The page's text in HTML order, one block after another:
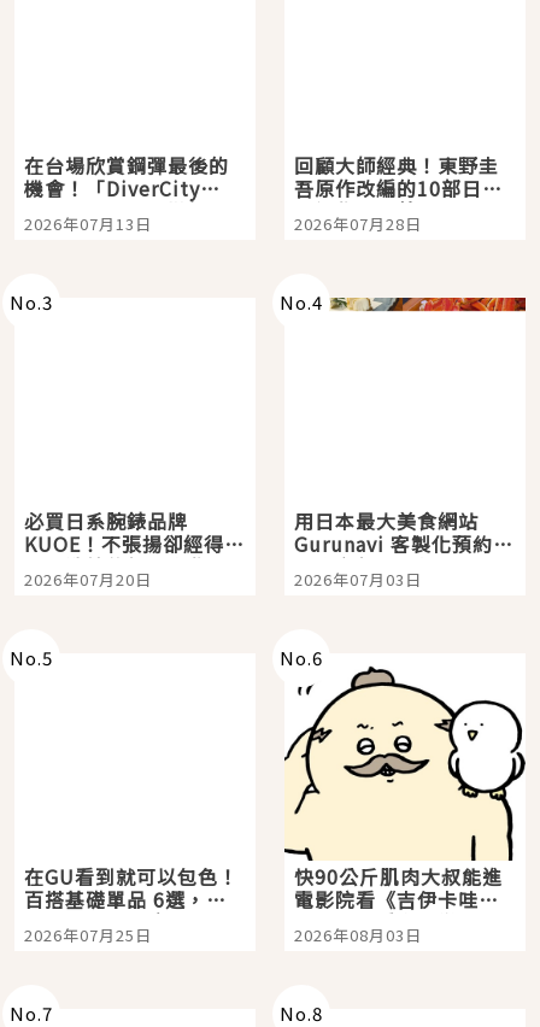
在台場欣賞鋼彈最後的
機會！「DiverCity
Tokyo Plaza」搭船、
購物、美食及夜景，一
2026年07月13日
回顧大師經典！東野圭
吾原作改編的10部日本
影視作品推薦
2026年07月28日
No.3
必買日系腕錶品牌
KUOE！不張揚卻經得起
時間洗鍊的經典之作五
選
2026年07月20日
No.4
用日本最大美食網站
Gurunavi 客製化預約九
大都市餐廳，打造專屬
美食體驗！
2026年07月03日
No.5
在GU看到就可以包色！
百搭基礎單品 6選，閉
眼全收也不心疼
2026年07月25日
No.6
快90公斤肌肉大叔能進
電影院看《吉伊卡哇》
嗎？日本重金屬樂團
「打首」會長與nagano
2026年08月03日
No.7 No.8